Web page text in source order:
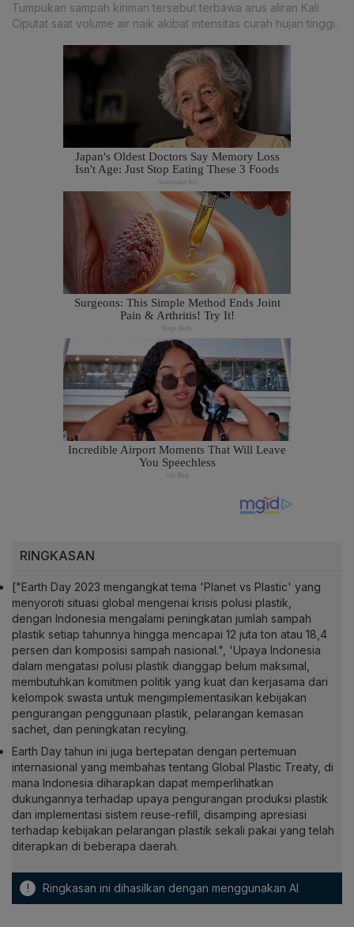
Tumpukan sampah kiriman tersebut terbawa arus aliran Kali
Ciputat saat volume air naik akibat intensitas curah hujan tinggi.
RINGKASAN
["Earth Day 2023 mengangkat tema 'Planet vs Plastic' yang
menyoroti situasi global mengenai krisis polusi plastik,
dengan Indonesia mengalami peningkatan jumlah sampah
plastik setiap tahunnya hingga mencapai 12 juta ton atau 18,4
persen dari komposisi sampah nasional.", 'Upaya Indonesia
dalam mengatasi polusi plastik dianggap belum maksimal,
membutuhkan komitmen politik yang kuat dan kerjasama dari
kelompok swasta untuk mengimplementasikan kebijakan
pengurangan penggunaan plastik, pelarangan kemasan
sachet, dan peningkatan recyling.
Earth Day tahun ini juga bertepatan dengan pertemuan
internasional yang membahas tentang Global Plastic Treaty, di
mana Indonesia diharapkan dapat memperlihatkan
dukungannya terhadap upaya pengurangan produksi plastik
dan implementasi sistem reuse-refill, disamping apresiasi
terhadap kebijakan pelarangan plastik sekali pakai yang telah
diterapkan di beberapa daerah.
! Ringkasan ini dihasilkan dengan menggunakan AI